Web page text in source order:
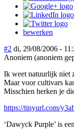
bewerken
#2 di, 29/08/2006 -
Anoniem (anoniem
Ik weet natuurlijk niet
Maar voor cultivars
Misschien herken je
https://tinyurl.com/
‘Dawyck Purple’ is